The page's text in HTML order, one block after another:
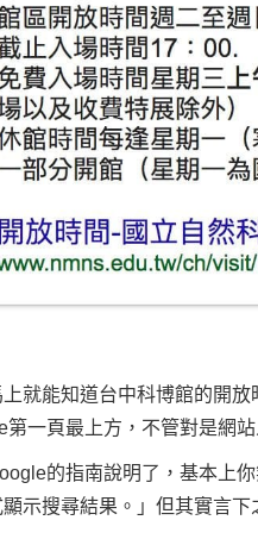
就能知道台中科博館的開
一頁最上方，不管對是網
的指南說明了，基本上
示搜尋結果。」但其實言下